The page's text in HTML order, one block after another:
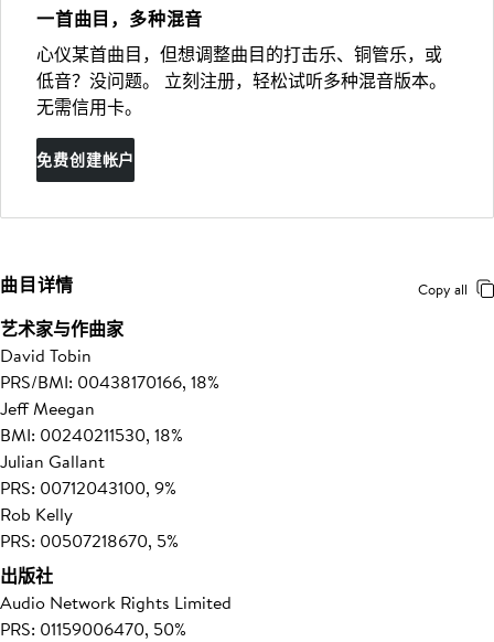
一首曲目，多种混音
心仪某首曲目，但想调整曲目的打击乐、铜管乐，或
低音？没问题。 立刻注册，轻松试听多种混音版本。
无需信用卡。
免费创建帐户
曲目详情 Copy all
艺术家与作曲家
David Tobin
PRS/BMI: 00438170166, 18%
Jeff Meegan
BMI: 00240211530, 18%
Julian Gallant
PRS: 00712043100, 9%
Rob Kelly
PRS: 00507218670, 5%
出版社
Audio Network Rights Limited
PRS: 01159006470, 50%